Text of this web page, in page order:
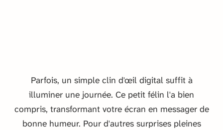
Parfois, un simple clin d'œil digital suffit à
illuminer une journée. Ce petit félin l'a bien
compris, transformant votre écran en messager de
bonne humeur. Pour d'autres surprises pleines